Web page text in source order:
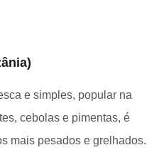
e simples, popular na
cebolas e pimentas, é
mais pesados e grelhados.